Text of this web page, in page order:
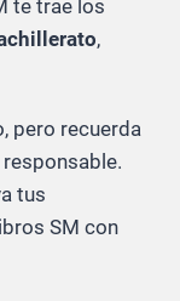
te trae los
,
pero recuerda
tus
SM con